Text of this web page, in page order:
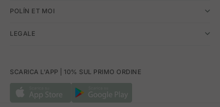
POLÍN ET MOI
LEGALE
SCARICA L'APP | 10% SUL PRIMO ORDINE